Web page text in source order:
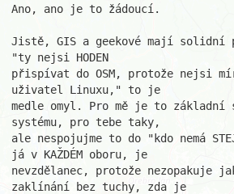
Ano, ano je to žádoucí.
Jistě, GIS a geekové mají
"ty nejsi HODEN
přispívat do OSM, protože nejsi
uživatel Linuxu," to je
medle omyl. Pro mě je to základní
systému, pro tebe taky,
ale nespojujme to do "kdo nemá
já v KAŽDÉM oboru, je
nevzdělanec, protože nezopakuje
zaklínání bez tuchy, zda je